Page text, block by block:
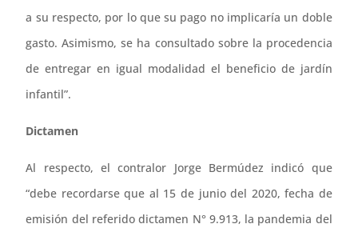
a su respecto, por lo que su pago no implicaría un doble
gasto. Asimismo, se ha consultado sobre la procedencia
de entregar en igual modalidad el beneficio de jardín
infantil”.
Dictamen
Al respecto, el contralor Jorge Bermúdez indicó que
“debe recordarse que al 15 de junio del 2020, fecha de
emisión del referido dictamen N° 9.913, la pandemia del